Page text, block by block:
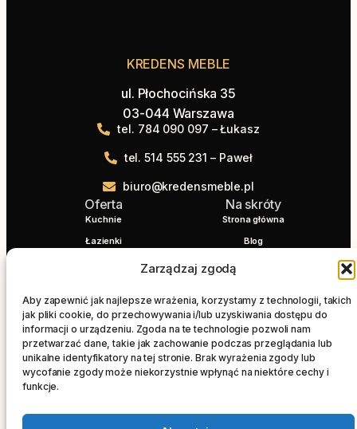
Zarządzaj zgodą
Aby zapewnić jak najlepsze wrażenia, korzystamy z technologii, takich
jak pliki cookie, do przechowywania i/lub uzyskiwania dostępu do
informacji o urządzeniu. Zgoda na te technologie pozwoli nam
przetwarzać dane, takie jak zachowanie podczas przeglądania lub
unikalne identyfikatory na tej stronie. Brak wyrażenia zgody lub
wycofanie zgody może niekorzystnie wpłynąć na niektóre cechy i
funkcje.
KREDENS MEBLE
ul. Płochocińska 35
03-044 Warszawa
tel. 784 090 097 – Łukasz
tel. 514 555 231 – Paweł
biuro@kredensmeble.pl
Oferta
Kuchnie
Łazienki
Szafy wnękowe
Na skróty
Strona główna
Blog
STOLARZ WARSZAWA
KREDENS MEBLE © 2025 | Wszelkie prawa
zastrzeżone |Polityka plików cookies